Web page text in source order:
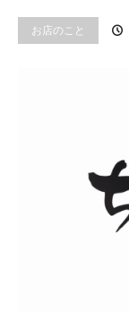
お店のこと